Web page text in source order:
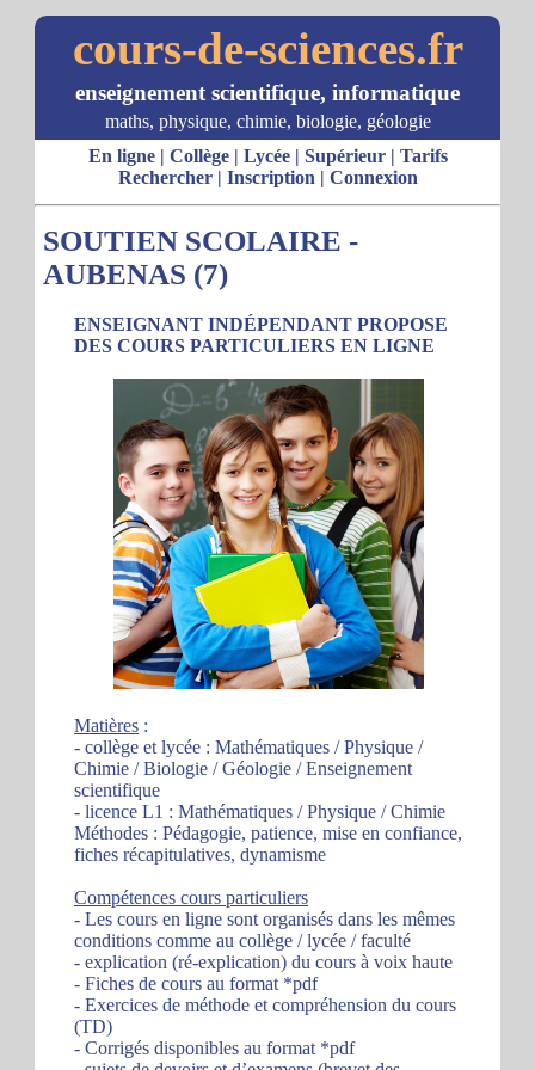
cours-de-sciences.fr
enseignement scientifique, informatique
maths, physique, chimie, biologie, géologie
En ligne| Collège| Lycée| Supérieur| Tarifs
Rechercher| Inscription | Connexion
SOUTIEN SCOLAIRE -
AUBENAS (7)
ENSEIGNANT INDÉPENDANT PROPOSE
DES COURS PARTICULIERS EN LIGNE
Matières :
- collège et lycée : Mathématiques / Physique /
Chimie / Biologie / Géologie / Enseignement
scientifique
- licence L1 : Mathématiques / Physique / Chimie
Méthodes : Pédagogie, patience, mise en confiance,
fiches récapitulatives, dynamisme
Compétences cours particuliers
- Les cours en ligne sont organisés dans les mêmes
conditions comme au collège / lycée / faculté
- explication (ré-explication) du cours à voix haute
- Fiches de cours au format *pdf
- Exercices de méthode et compréhension du cours
(TD)
- Corrigés disponibles au format *pdf